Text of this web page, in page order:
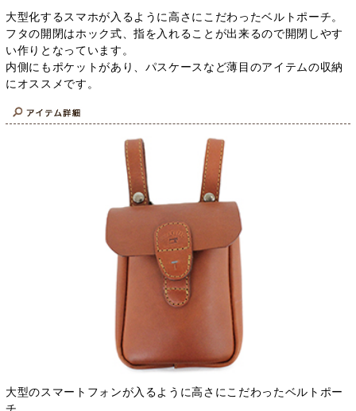
大型化するスマホが入るように高さにこだわったベルトポーチ。
フタの開閉はホック式、指を入れることが出来るので開閉しやす
い作りとなっています。
内側にもポケットがあり、パスケースなど薄目のアイテムの収納
にオススメです。
大型のスマートフォンが入るように高さにこだわったベルトポー